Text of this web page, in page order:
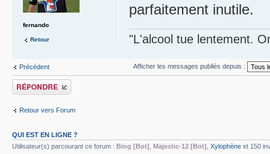
parfaitement inutile.
"L'alcool tue lentement.
fernando
Retour
Précédent Afficher les messages publiés depuis :
Publier une réponse
Retour vers Forum
QUI EST EN LIGNE ?
Utilisateur(s) parcourant ce forum : Bing [Bot] Majestic-12 [Bot] Xylophène et 150